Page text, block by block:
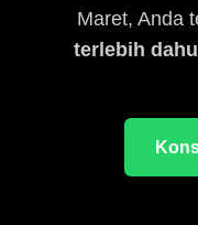
Maret, Anda
terlebih